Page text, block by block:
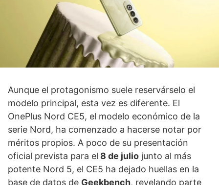
Aunque el protagonismo suele reservárselo el
modelo principal, esta vez es diferente. El
OnePlus Nord CE5, el modelo económico de la
serie Nord, ha comenzado a hacerse notar por
méritos propios. A poco de su presentación
oficial prevista para el 8 de julio junto al más
potente Nord 5, el CE5 ha dejado huellas en la
base de datos de Geekbench, revelando parte